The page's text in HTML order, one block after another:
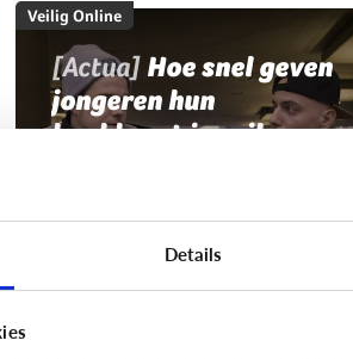
Details
Veilig Online
[Actua] Hoe snel geven
jongeren hun
bankkaart in ruil voor